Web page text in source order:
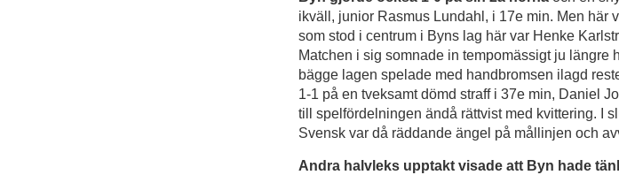
ikväll, junior Rasmus Lundahl, i 17e min. Men här
som stod i centrum i Byns lag här var Henke
Matchen i sig somnade in tempomässigt ju längre
bägge lagen spelade med handbromsen ilagd
1-1 på en tveksamt dömd straff i 37e min, Daniel
till spelfördelningen ändå rättvist med kvittering. I
Svensk var då räddande ängel på mållinjen och
Andra halvleks upptakt visade att Byn hade